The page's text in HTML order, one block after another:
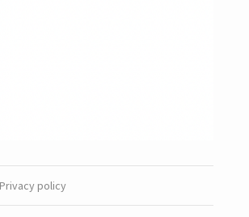
Privacy policy